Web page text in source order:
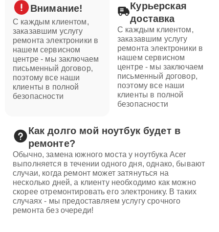
Внимание!
С каждым клиентом,
заказавшим услугу
ремонта электроники в
нашем сервисном
центре - мы заключаем
письменный договор,
поэтому все наши
клиенты в полной
безопасности
Курьерская
доставка
С каждым клиентом,
заказавшим услугу
ремонта электроники в
нашем сервисном
центре - мы заключаем
письменный договор,
поэтому все наши
клиенты в полной
безопасности
Как долго мой ноутбук будет в
ремонте?
Обычно, замена южного моста у ноутбука Acer
выполняется в течении одного дня, однако, бывают
случаи, когда ремонт может затянуться на
несколько дней, а клиенту необходимо как можно
скорее отремонтировать его электронику. В таких
случаях - мы предоставляем услугу срочного
ремонта без очереди!